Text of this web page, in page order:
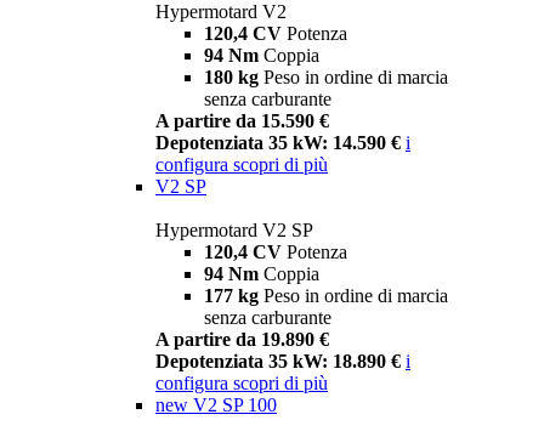
Hypermotard V2
120,4 CV Potenza
94 Nm Coppia
180 kg Peso in ordine di marcia
senza carburante
A partire da 15.590 €
Depotenziata 35 kW: 14.590 € i
configura scopri di più
V2 SP
Hypermotard V2 SP
120,4 CV Potenza
94 Nm Coppia
177 kg Peso in ordine di marcia
senza carburante
A partire da 19.890 €
Depotenziata 35 kW: 18.890 € i
configura scopri di più
new V2 SP 100